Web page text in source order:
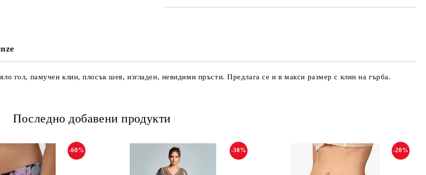
гол, памучен клин, плосък шев, изгладен, невидими пръсти. Предлага се и в макси размер с клин на гърба.
Последно добавени продукти
-60% -30% -20%